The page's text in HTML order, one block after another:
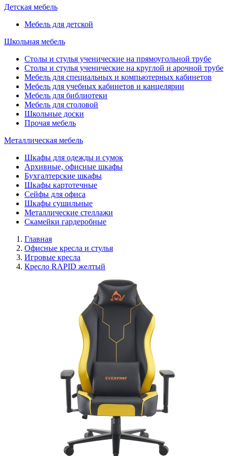
Детская мебель
Мебель для детской
Школьная мебель
Столы и стулья ученические на прямоугольной трубе
Столы и стулья ученические на круглой и арочной трубе
Мебель для специальных и компьютерных кабинетов
Мебель для учебных кабинетов и канцелярии
Мебель для библиотеки
Мебель для столовой
Школьные доски
Прочая мебель
Металлическая мебель
Шкафы для одежды и сумок
Архивные, офисные шкафы
Бухгалтерские шкафы
Шкафы картотечные
Сейфы для офиса
Шкафы сушильные
Металлические стеллажи
Скамейки гардеробные
Главная
Офисные кресла и стулья
Игровые кресла
Кресло RAPID желтый